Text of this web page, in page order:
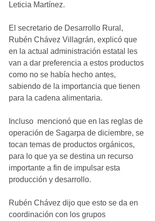
Leticia Martínez.
El secretario de Desarrollo Rural,
Rubén Chávez Villagrán, explicó que
en la actual administración estatal les
van a dar preferencia a estos productos
como no se había hecho antes,
sabiendo de la importancia que tienen
para la cadena alimentaria.
Incluso  mencionó que en las reglas de
operación de Sagarpa de diciembre, se
tocan temas de productos orgánicos,
para lo que ya se destina un recurso
importante a fin de impulsar esta
producción y desarrollo.
Rubén Chávez dijo que esto se da en
coordinación con los grupos